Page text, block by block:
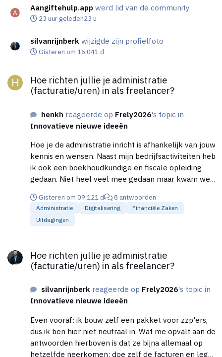
Aangiftehulp.app werd lid van de community
23 uur geleden23 u
silvanrijnberk wijzigde zijn profielfoto
Gisteren om 16:041 d
Hoe richten jullie je administratie
(facturatie/uren) in als freelancer?
henkh reageerde op Frely2026's topic in
Innovatieve nieuwe ideeën
Hoe je de administratie inricht is afhankelijk van jouw
kennis en wensen. Naast mijn bedrijfsactiviteiten heb
ik ook een boekhoudkundige en fiscale opleiding
gedaan. Niet heel veel mee gedaan maar kwam wel
dan in de schaarse tijd naast gezin nog er aan de bak
mee moet versloft het snel. Voor mij reden om het
uit te besteden en als je eenmaal in dat systeem zit
geen gebruik van gemaakt omdat het dan nog maar
de helft is en met de afbouw denk ik dat de BD het
Gisteren om 09:121 d 8 antwoorden
Administratie Digitalisering
Financiële Zaken
Uitdagingen
Hoe richten jullie je administratie
(facturatie/uren) in als freelancer?
silvanrijnberk reageerde op Frely2026's topic in
Innovatieve nieuwe ideeën
Even vooraf: ik bouw zelf een pakket voor zzp'ers,
dus ik ben hier niet neutraal in. Wat me opvalt aan de
antwoorden hierboven is dat ze bijna allemaal op
hetzelfde neerkomen: doe zelf de facturen en leg